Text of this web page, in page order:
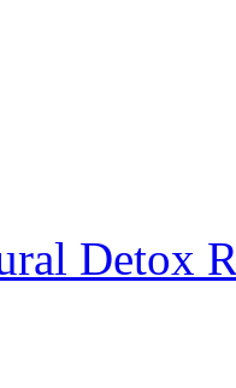
Detox